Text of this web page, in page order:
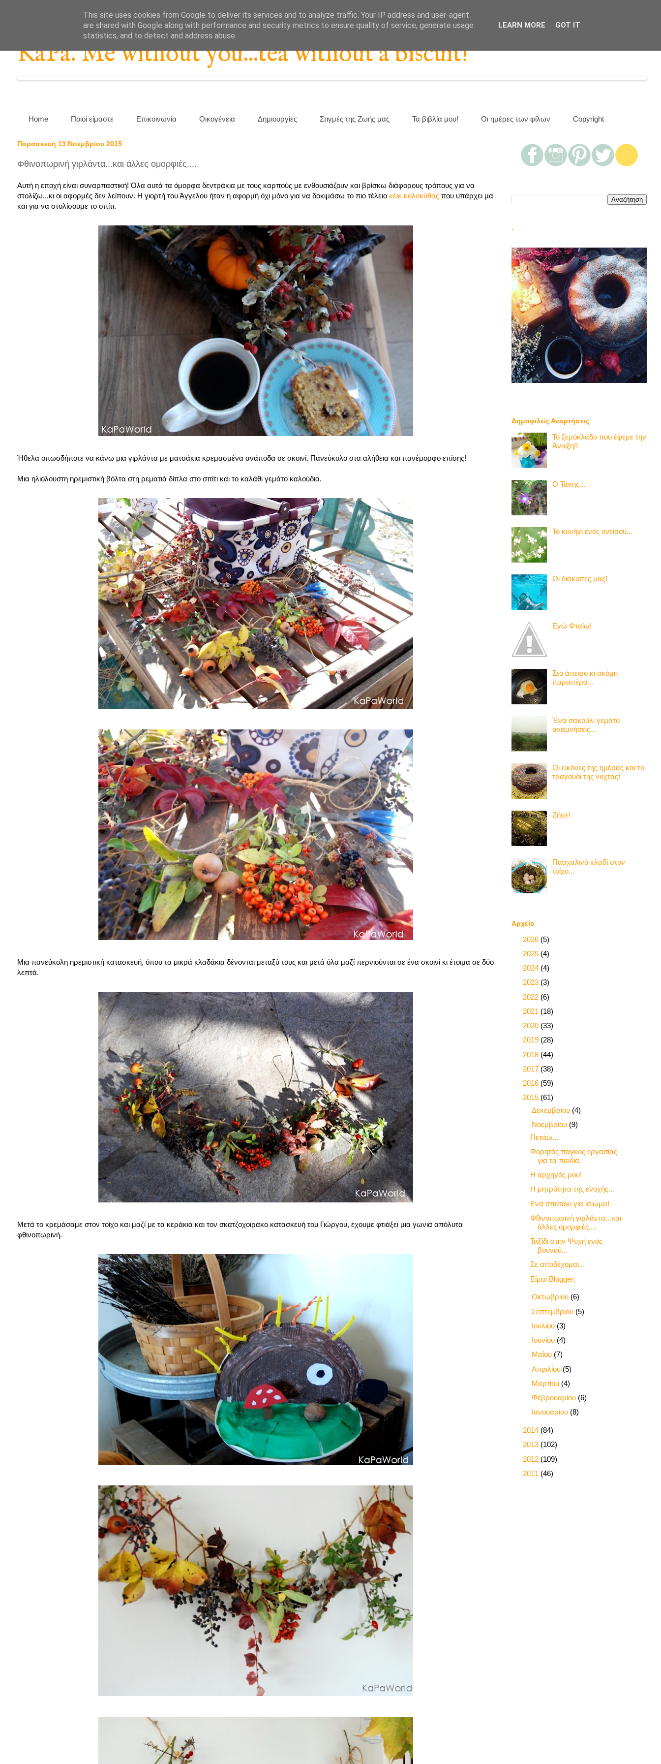
KaPa. Me without you...tea without a biscuit!
Home Ποιοί είμαστε Επικοινωνία Οικογένεια Δημιουργίες Στιγμές της Ζωής μας Τα βιβλία μου! Οι ημέρες των φίλων Copyright
Παρασκευή 13 Νοεμβρίου 2015
Φθινοπωρινή γιρλάντα...και άλλες ομορφιές....
Αυτή η εποχή είναι συναρπαστική! Όλα αυτά τα όμορφα δεντράκια με τους καρπούς με ενθουσιάζουν και βρίσκω διάφορους τρόπους για να
στολίζω...κι οι αφορμές δεν λείπουν. Η γιορτή του Άγγελου ήταν η αφορμή όχι μόνο για να δοκιμάσω το πιο τέλειο κέικ κολοκύθας που υπάρχει μα
και για να στολίσουμε το σπίτι.
Ήθελα οπωσδήποτε να κάνω μια γιρλάντα με ματσάκια κρεμασμένα ανάποδα σε σκοινί. Πανεύκολο στα αλήθεια και πανέμορφο επίσης!
Μια ηλιόλουστη ηρεμιστική βόλτα στη ρεματιά δίπλα στο σπίτι και το καλάθι γεμάτο καλούδια.
Μια πανεύκολη ηρεμιστική κατασκευή, όπου τα μικρά κλαδάκια δένονται μεταξύ τους και μετά όλα μαζί περνιούνται σε ένα σκοινί κι έτοιμα σε δύο
λεπτά.
Μετά το κρεμάσαμε στον τοίχο και μαζί με τα κεράκια και τον σκατζοχοιράκο κατασκευή του Γιώργου, έχουμε φτιάξει μια γωνιά απόλυτα
φθινοπωρινή.
`
Δημοφιλείς Αναρτήσεις
Το ξερόκλαδο που έφερε την
Άνοιξη!!
Ο Τάκης...
Το κυνήγι ενός ονείρου...
Οι διακοπές μας!
Εγώ Φταίω!
Στο άπειρο κι ακόμη
παραπέρα...
Ένα σακούλι γεμάτο
αναμνήσεις...
Οι εικόνες της ημέρας και το
τραγούδι της νύχτας!
Ζήσε!
Πασχαλινό κλαδί στον
τοίχο...
Αρχείο
2026 (5)
2025 (4)
2024 (4)
2023 (3)
2022 (6)
2021 (18)
2020 (33)
2019 (28)
2018 (44)
2017 (38)
2016 (59)
2015 (61)
Δεκεμβρίου (4)
Νοεμβρίου (9)
Πετάω...
Φορητός πάγκος εργασίας
για τα παιδιά.
Η αρχηγός μου!
Η μητρότητα της ενοχής...
Ενα σποτάκι για ίσιωμα!
Φθινοπωρινή γιρλάντα...και
άλλες ομορφιές....
Ταξίδι στην Ψυχή ενός
βουνού...
Σε αποδέχομαι...
Είμαι Blogger;
Οκτωβρίου (6)
Σεπτεμβρίου (5)
Ιουλίου (3)
Ιουνίου (4)
Μαΐου (7)
Απριλίου (5)
Μαρτίου (4)
Φεβρουαρίου (6)
Ιανουαρίου (8)
2014 (84)
2013 (102)
2012 (109)
2011 (46)
This site uses cookies from Google to deliver its services and to analyze traffic. Your IP address and user-agent
are shared with Google along with performance and security metrics to ensure quality of service, generate usage
statistics, and to detect and address abuse.
LEARN MORE GOT IT